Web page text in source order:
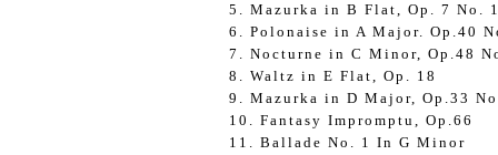
5. Mazurka in B Flat, Op. 7 No.
6. Polonaise in A Major. Op.40
7. Nocturne in C Minor, Op.48
8. Waltz in E Flat, Op. 18
9. Mazurka in D Major, Op.33
10. Fantasy Impromptu, Op.66
11. Ballade No. 1 In G Minor